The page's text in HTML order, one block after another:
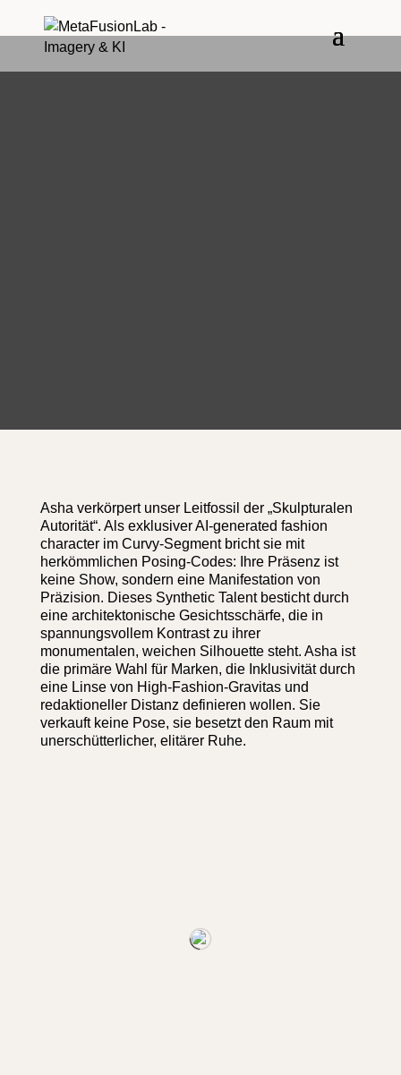
Asha verkörpert unser Leitfossil der „Skulpturalen
Autorität“. Als exklusiver AI-generated fashion
character im Curvy-Segment bricht sie mit
herkömmlichen Posing-Codes: Ihre Präsenz ist
keine Show, sondern eine Manifestation von
Präzision. Dieses Synthetic Talent besticht durch
eine architektonische Gesichtsschärfe, die in
spannungsvollem Kontrast zu ihrer
monumentalen, weichen Silhouette steht. Asha ist
die primäre Wahl für Marken, die Inklusivität durch
eine Linse von High-Fashion-Gravitas und
redaktioneller Distanz definieren wollen. Sie
verkauft keine Pose, sie besetzt den Raum mit
unerschütterlicher, elitärer Ruhe.